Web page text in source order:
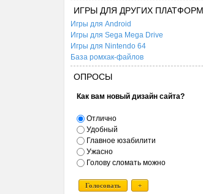
ИГРЫ ДЛЯ ДРУГИХ ПЛАТФОРМ
Игры для Android
Игры для Sega Mega Drive
Игры для Nintendo 64
База ромхак-файлов
ОПРОСЫ
Как вам новый дизайн сайта?
Отлично
Удобный
Главное юзабилити
Ужасно
Голову сломать можно
Голосовать +